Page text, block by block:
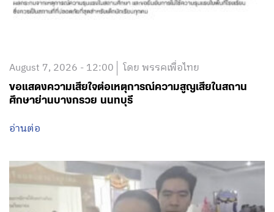
August 7, 2026 - 12:00 โดย พรรคเพื่อไทย
ขอแสดงความเสียใจต่อเหตุการณ์ความสูญเสียในสถาน
ศึกษาย่านบางกรวย นนทบุรี
อ่านต่อ